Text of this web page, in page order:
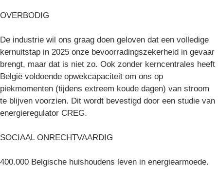
OVERBODIG
De industrie wil ons graag doen geloven dat een volledige
kernuitstap in 2025 onze bevoorradingszekerheid in gevaar
brengt, maar dat is niet zo. Ook zonder kerncentrales heeft
België voldoende opwekcapaciteit om ons op
piekmomenten (tijdens extreem koude dagen) van stroom
te blijven voorzien. Dit wordt bevestigd door een studie van
energieregulator CREG.
SOCIAAL ONRECHTVAARDIG
400.000 Belgische huishoudens leven in energiearmoede.